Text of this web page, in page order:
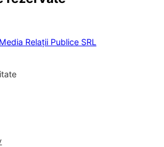
Relații Publice SRL